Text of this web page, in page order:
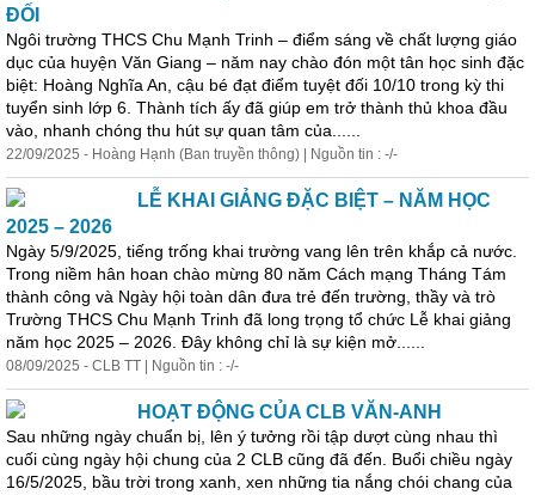
ĐỐI
Ngôi trường THCS Chu Mạnh Trinh – điểm sáng về chất lượng giáo
dục của huyện Văn Giang – năm nay chào đón một tân học sinh đặc
biệt: Hoàng Nghĩa An, cậu bé đạt điểm tuyệt đối 10/10 trong kỳ thi
tuyển sinh lớp 6. Thành tích ấy đã giúp em trở thành thủ khoa đầu
vào, nhanh chóng thu hút sự quan tâm của......
22/09/2025 - Hoàng Hạnh (Ban truyền thông) | Nguồn tin : -/-
LỄ KHAI GIẢNG ĐẶC BIỆT – NĂM HỌC
2025 – 2026
Ngày 5/9/2025, tiếng trống khai trường vang lên trên khắp cả nước.
Trong niềm hân hoan chào mừng 80 năm Cách mạng Tháng Tám
thành công và Ngày hội toàn dân đưa trẻ đến trường, thầy và trò
Trường THCS Chu Mạnh Trinh đã long trọng tổ chức Lễ khai giảng
năm học 2025 – 2026. Đây không chỉ là sự kiện mở......
08/09/2025 - CLB TT | Nguồn tin : -/-
HOẠT ĐỘNG CỦA CLB VĂN-ANH
Sau những ngày chuẩn bị, lên ý tưởng rồi tập dượt cùng nhau thì
cuối cùng ngày hội chung của 2 CLB cũng đã đến. Buổi chiều ngày
16/5/2025, bầu trời trong xanh, xen những tia nắng chói chang của